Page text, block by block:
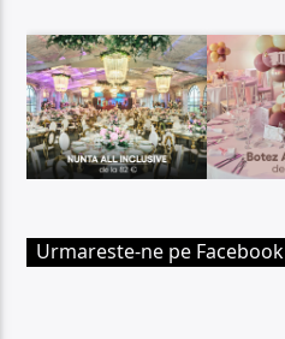
Urmareste-ne pe Facebook